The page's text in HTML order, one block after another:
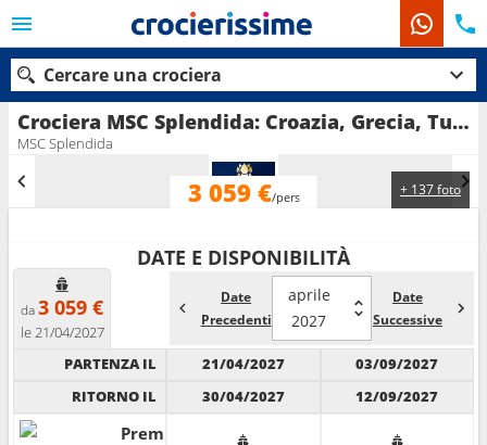
Crociera MSC Splendida: Croazia, Grecia, Turchia, Italia in partenza da Bari
MSC Splendida
+ 137 foto
3 059 €/pers
DATE E DISPONIBILITÀ
da3 059 €
le 21/04/2027
Date
Precedenti
aprile
2027
Date
Successive
PARTENZA IL
RITORNO IL
Premium
21/04/2027
30/04/2027
03/09/2027
12/09/2027
Cercare una crociera
Le nostre destinazioni
Porti Compagnie
Ricerca